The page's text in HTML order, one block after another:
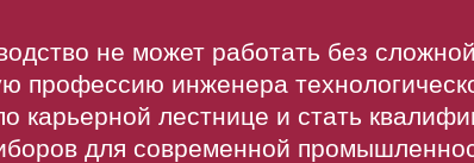
не может работать без
профессию инженера
карьерной лестнице и стать
для современной